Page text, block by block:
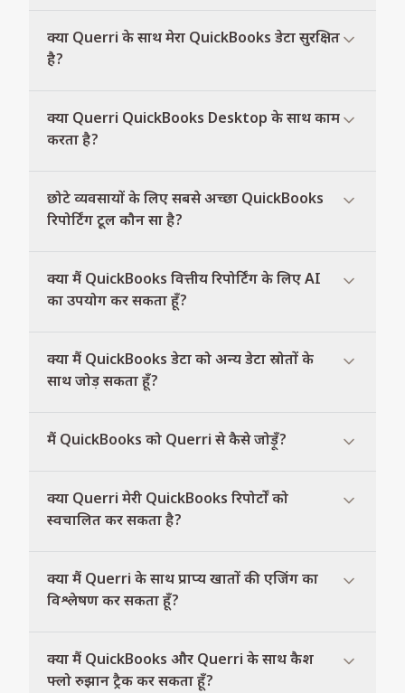
क्या Querri के साथ मेरा QuickBooks डेटा सुरक्षित
है?
क्या Querri QuickBooks Desktop के साथ काम
करता है?
छोटे व्यवसायों के लिए सबसे अच्छा QuickBooks
रिपोर्टिंग टूल कौन सा है?
क्या मैं QuickBooks वित्तीय रिपोर्टिंग के लिए AI
का उपयोग कर सकता हूँ?
क्या मैं QuickBooks डेटा को अन्य डेटा स्रोतों के
साथ जोड़ सकता हूँ?
मैं QuickBooks को Querri से कैसे जोड़ूँ?
क्या Querri मेरी QuickBooks रिपोर्टों को
स्वचालित कर सकता है?
क्या मैं Querri के साथ प्राप्य खातों की एजिंग का
विश्लेषण कर सकता हूँ?
क्या मैं QuickBooks और Querri के साथ कैश
फ्लो रुझान ट्रैक कर सकता हूँ?